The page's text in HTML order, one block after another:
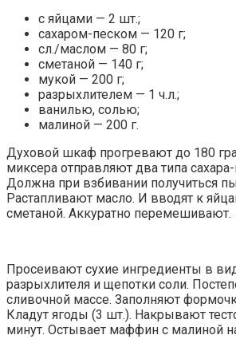
с яйцами — 2 шт.;
сахаром-песком — 120 г;
сл./маслом — 80 г;
сметаной — 140 г;
мукой — 200 г;
разрыхлителем — 1 ч.л.;
ванилью, солью;
малиной — 200 г.
Духовой шкаф прогревают до 180
миксера отправляют два типа
Должна при взбивании получиться
Растапливают масло. И вводят к
сметаной. Аккуратно перемешивают.
Просеивают сухие ингредиенты в
разрыхлителя и щепотки соли.
сливочной массе. Заполняют
Кладут ягоды (3 шт.). Накрывают
минут. Остывает маффин с малиной